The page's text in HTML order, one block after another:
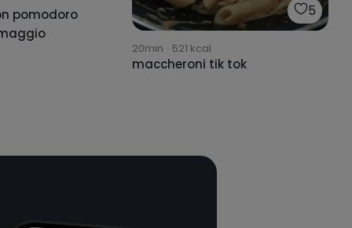
pomodoro
5
20min · 521 kcal
maccheroni tik tok